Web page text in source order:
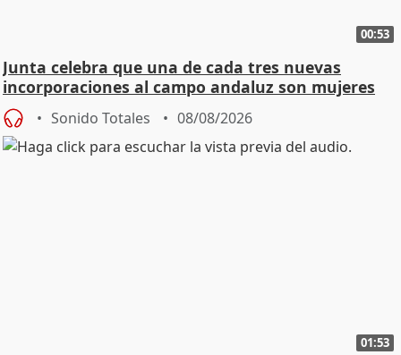
00:53
Junta celebra que una de cada tres nuevas
incorporaciones al campo andaluz son mujeres
jóvenes
Sonido Totales 08/08/2026
01:53